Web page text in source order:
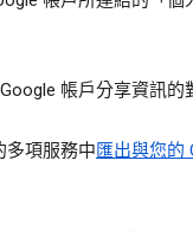
帳戶分享資訊的
多項服務中匯出與您的